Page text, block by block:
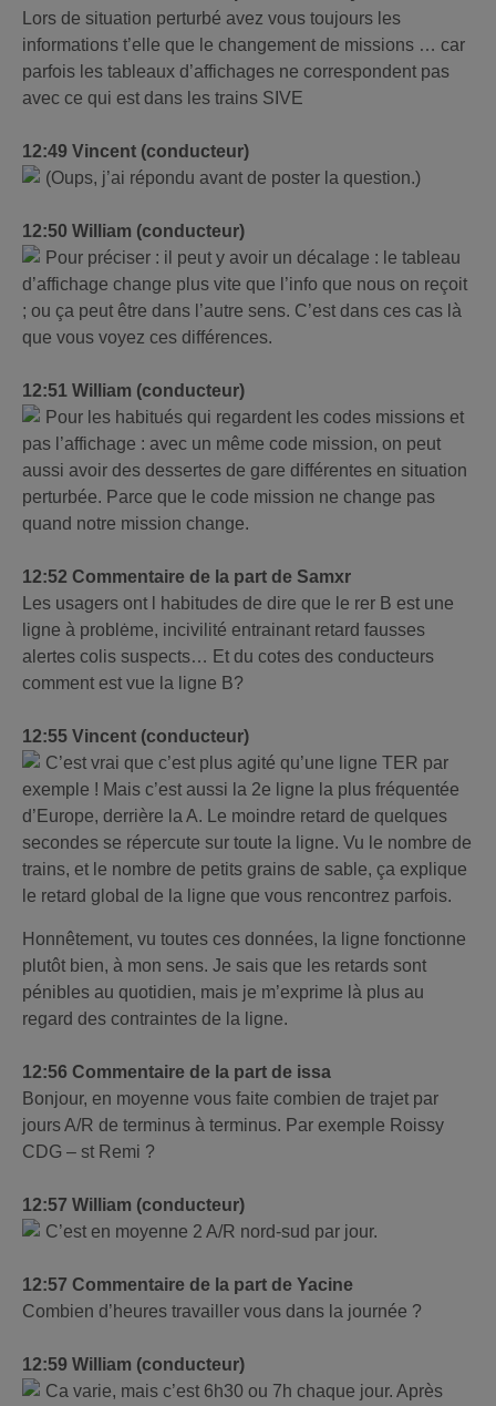
Lors de situation perturbé avez vous toujours les
informations t’elle que le changement de missions … car
parfois les tableaux d’affichages ne correspondent pas
avec ce qui est dans les trains SIVE
12:49 Vincent (conducteur)
(Oups, j’ai répondu avant de poster la question.)
12:50 William (conducteur)
Pour préciser : il peut y avoir un décalage : le tableau
d’affichage change plus vite que l’info que nous on reçoit
; ou ça peut être dans l’autre sens. C’est dans ces cas là
que vous voyez ces différences.
12:51 William (conducteur)
Pour les habitués qui regardent les codes missions et
pas l’affichage : avec un même code mission, on peut
aussi avoir des dessertes de gare différentes en situation
perturbée. Parce que le code mission ne change pas
quand notre mission change.
12:52 Commentaire de la part de Samxr
Les usagers ont l habitudes de dire que le rer B est une
ligne à problėme, incivilité entrainant retard fausses
alertes colis suspects… Et du cotes des conducteurs
comment est vue la ligne B?
12:55 Vincent (conducteur)
C’est vrai que c’est plus agité qu’une ligne TER par
exemple ! Mais c’est aussi la 2e ligne la plus fréquentée
d’Europe, derrière la A. Le moindre retard de quelques
secondes se répercute sur toute la ligne. Vu le nombre de
trains, et le nombre de petits grains de sable, ça explique
le retard global de la ligne que vous rencontrez parfois.
Honnêtement, vu toutes ces données, la ligne fonctionne
plutôt bien, à mon sens. Je sais que les retards sont
pénibles au quotidien, mais je m’exprime là plus au
regard des contraintes de la ligne.
12:56 Commentaire de la part de issa
Bonjour, en moyenne vous faite combien de trajet par
jours A/R de terminus à terminus. Par exemple Roissy
CDG – st Remi ?
12:57 William (conducteur)
C’est en moyenne 2 A/R nord-sud par jour.
12:57 Commentaire de la part de Yacine
Combien d’heures travailler vous dans la journée ?
12:59 William (conducteur)
Ca varie, mais c’est 6h30 ou 7h chaque jour. Après